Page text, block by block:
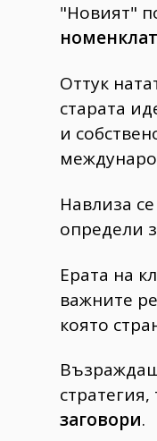
"Новият"
Оттук
старата
и
Навлиза
определи
Ерата на
важните
която
заговори.